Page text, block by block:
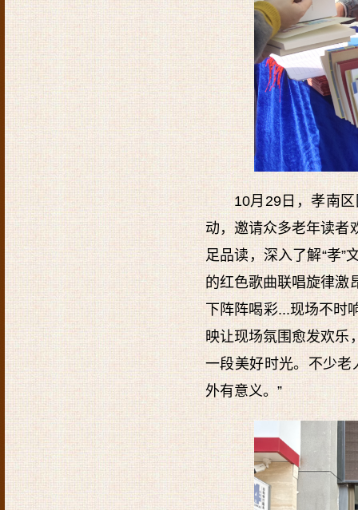
10月29日，孝南
动，邀请众多老年读者
足品读，深入了解“孝
的红色歌曲联唱旋律激
下阵阵喝彩...现场不时
映让现场氛围愈发欢乐
一段美好时光。不少老
外有意义。”